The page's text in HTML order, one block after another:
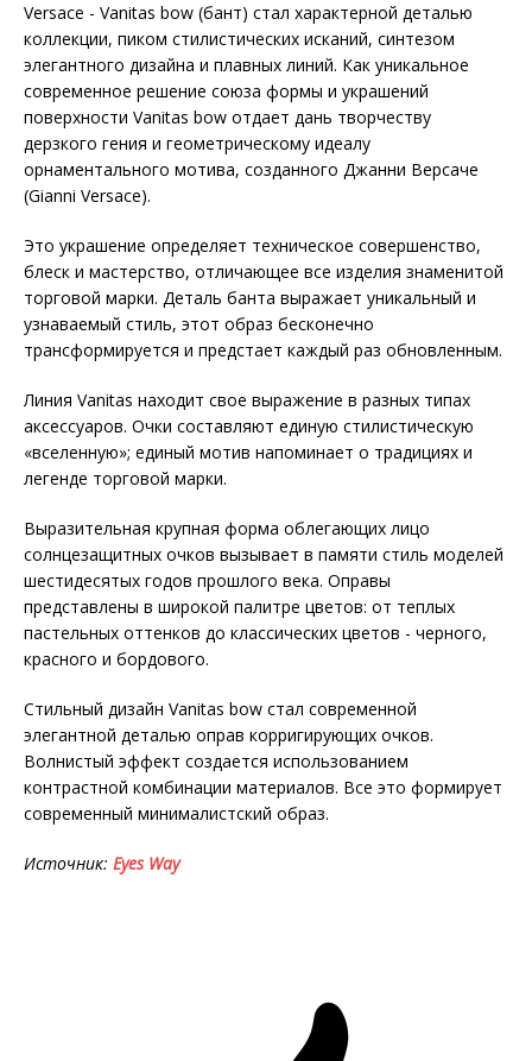
Versace - Vanitas bow (бант) стал характерной деталью
коллекции, пиком стилистических исканий, синтезом
элегантного дизайна и плавных линий. Как уникальное
современное решение союза формы и украшений
поверхности Vanitas bow отдает дань творчеству
дерзкого гения и геометрическому идеалу
орнаментального мотива, созданного Джанни Версаче
(Gianni Versace).
Это украшение определяет техническое совершенство,
блеск и мастерство, отличающее все изделия знаменитой
торговой марки. Деталь банта выражает уникальный и
узнаваемый стиль, этот образ бесконечно
трансформируется и предстает каждый раз обновленным.
Линия Vanitas находит свое выражение в разных типах
аксессуаров. Очки составляют единую стилистическую
«вселенную»; единый мотив напоминает о традициях и
легенде торговой марки.
Выразительная крупная форма облегающих лицо
солнцезащитных очков вызывает в памяти стиль моделей
шестидесятых годов прошлого века. Оправы
представлены в широкой палитре цветов: от теплых
пастельных оттенков до классических цветов - черного,
красного и бордового.
Стильный дизайн Vanitas bow стал современной
элегантной деталью оправ корригирующих очков.
Волнистый эффект создается использованием
контрастной комбинации материалов. Все это формирует
современный минималистский образ.
Источник: Eyes Way